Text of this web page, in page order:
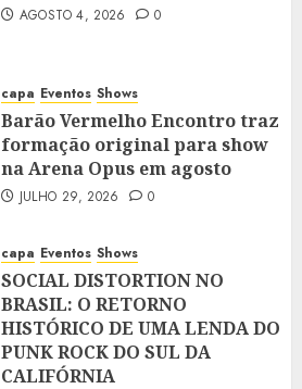
AGOSTO 4, 2026 0
capa Eventos Shows
Barão Vermelho Encontro traz
formação original para show
na Arena Opus em agosto
JULHO 29, 2026 0
capa Eventos Shows
SOCIAL DISTORTION NO
BRASIL: O RETORNO
HISTÓRICO DE UMA LENDA DO
PUNK ROCK DO SUL DA
CALIFÓRNIA